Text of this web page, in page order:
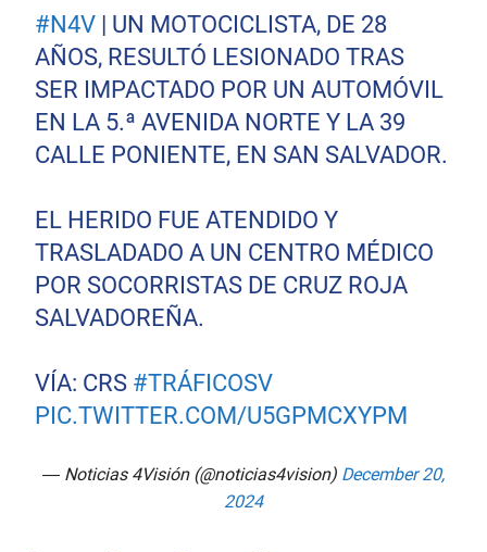
#N4V | UN MOTOCICLISTA, DE 28
AÑOS, RESULTÓ LESIONADO TRAS
SER IMPACTADO POR UN AUTOMÓVIL
EN LA 5.ª AVENIDA NORTE Y LA 39
CALLE PONIENTE, EN SAN SALVADOR.
EL HERIDO FUE ATENDIDO Y
TRASLADADO A UN CENTRO MÉDICO
POR SOCORRISTAS DE CRUZ ROJA
SALVADOREÑA.
VÍA: CRS #TRÁFICOSV
PIC.TWITTER.COM/U5GPMCXYPM
— Noticias 4Visión (@noticias4vision) December 20,
2024